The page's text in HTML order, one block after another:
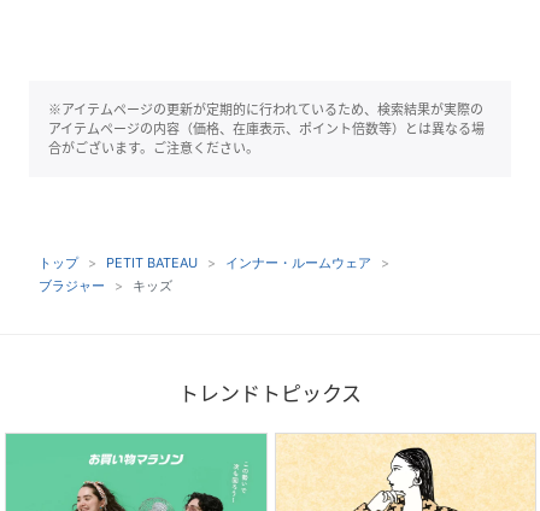
※アイテムページの更新が定期的に行われているため、検索結果が実際の
アイテムページの内容（価格、在庫表示、ポイント倍数等）とは異なる場
合がございます。ご注意ください。
トップ PETIT BATEAU
インナー・ルームウェア
ブラジャー
キッズ
トレンドトピックス